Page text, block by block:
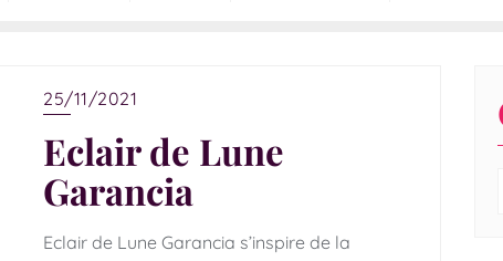
25/11/2021
Eclair de Lune
Garancia
Eclair de Lune Garancia s’inspire de la